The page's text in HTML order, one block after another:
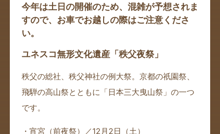
今年は土日の開催のため、混雑が予想されま
すので、お車でお越しの際はご注意くださ
い。
ユネスコ無形文化遺産「秩父夜祭」
秩父の総社、秩父神社の例大祭。京都の祇園祭、
飛騨の高山祭とともに「日本三大曳山祭」の一つ
です。
・宵宮（前夜祭）／12月2日（土）